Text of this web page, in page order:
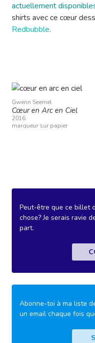
actuellement
shirts avec ce cœur
Redbubble.
Gwenn Seemel
Cœur en Arc en Ciel
2016
marqueur sur papier
Peut-être que ce billet
chose? Je serais ravie
part.
Abonne-toi à ma liste
un email chaque fois